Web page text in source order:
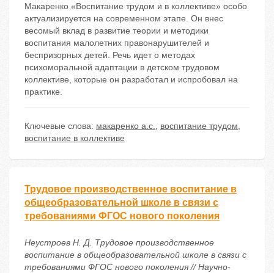
Макаренко «Воспитание трудом и в коллективе» особо
актуализируется на современном этапе. Он внес
весомый вклад в развитие теории и методики
воспитания малолетних правонарушителей и
беспризорных детей. Речь идет о методах
психоморальной адаптации в детском трудовом
коллективе, которые он разработал и испробовал на
практике.
Ключевые слова: макаренко а.с., воспитание трудом,
воспитание в коллективе
Трудовое производственное воспитание в
общеобразовательной школе в связи с
требованиями ФГОС нового поколения
Неустроев Н. Д. Трудовое производственное
воспитание в общеобразовательной школе в связи с
требованиями ФГОС нового поколения // Научно-